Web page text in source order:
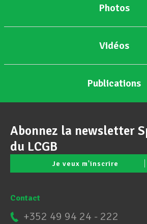
Photos
Vidéos
Publications
Abonnez la newsletter
du LCGB
Je veux m'inscrire
Contact
+352 49 94 24 - 222